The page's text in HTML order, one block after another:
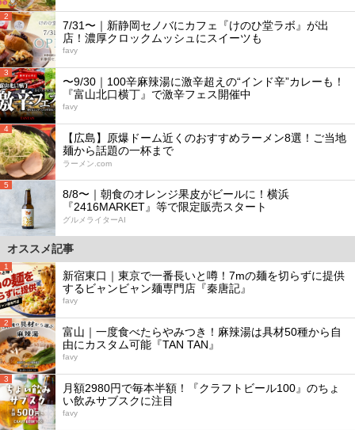
2
7/31〜｜新静岡セノバにカフェ『けのひ堂ラボ』が出
店！濃厚クロックムッシュにスイーツも
favy
3
〜9/30｜100辛麻辣湯に激辛超えの“インド辛”カレーも！
『富山北口横丁』で激辛フェス開催中
favy
4
【広島】原爆ドーム近くのおすすめラーメン8選！ご当地
麺から話題の一杯まで
ラーメン.com
5
8/8〜｜朝食のオレンジ果皮がビールに！横浜
『2416MARKET』等で限定販売スタート
グルメライターAI
オススメ記事
1
新宿東口｜東京で一番長いと噂！7mの麺を切らずに提供
するビャンビャン麺専門店『秦唐記』
favy
2
富山｜一度食べたらやみつき！麻辣湯は具材50種から自
由にカスタム可能『TAN TAN』
favy
3
月額2980円で毎本半額！『クラフトビール100』のちょ
い飲みサブスクに注目
favy